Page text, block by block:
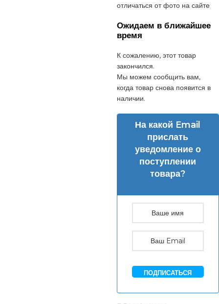
отличаться от фото на сайте
Ожидаем в ближайшее
время
К сожалению, этот товар
закончился.
Мы можем сообщить вам,
когда товар снова появится в
наличии.
На какой Email
прислать
уведомление о
поступлении
товара?
ПОДПИСАТЬСЯ